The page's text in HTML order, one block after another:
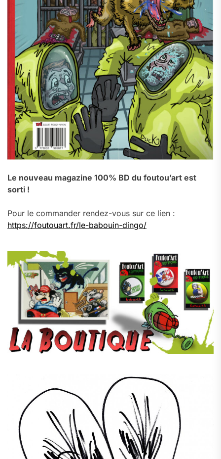
Le nouveau magazine 100% BD du foutou’art est
sorti !
Pour le commander rendez-vous sur ce lien :
https://foutouart.fr/le-babouin-dingo/